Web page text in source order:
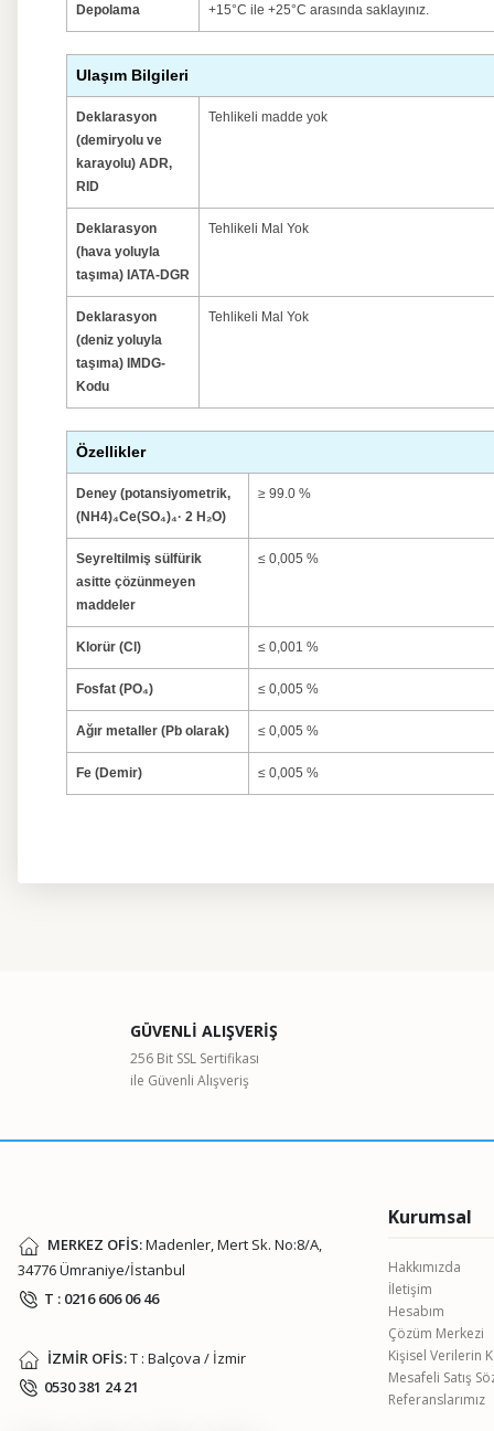
Depolama +15°C ile +25°C arasında saklayınız.
Ulaşım Bilgileri
Deklarasyon
(demiryolu ve
karayolu) ADR,
RID
Tehlikeli madde yok
Deklarasyon
(hava yoluyla
taşıma) IATA-DGR
Tehlikeli Mal Yok
Deklarasyon
(deniz yoluyla
taşıma) IMDG-
Kodu
Tehlikeli Mal Yok
Özellikler
Deney (potansiyometrik,
(NH4)₄Ce(SO₄)₄· 2 H₂O)
≥ 99.0 %
Seyreltilmiş sülfürik
asitte çözünmeyen
maddeler
≤ 0,005 %
Klorür (Cl) ≤ 0,001 %
Fosfat (PO₄) ≤ 0,005 %
Ağır metaller (Pb olarak) ≤ 0,005 %
Fe (Demir) ≤ 0,005 %
Ürün açıklamasında eksik bilgiler bulunuyor.
Ürün bilgilerinde hatalar bulunuyor.
GÜVENLİ ALIŞVERİŞ
256 Bit SSL Sertifikası
ile Güvenli Alışveriş
MERKEZ OFİS:Madenler, Mert Sk. No:8/A,
34776 Ümraniye/İstanbul
T : 0216 606 06 46
İZMİR OFİS:T : Balçova / İzmir
0530 381 24 21
Kurumsal
Hakkımızda
İletişim
Hesabım
Çözüm Merkezi
Kişisel Verilerin
Mesafeli Satış
Referanslarımız